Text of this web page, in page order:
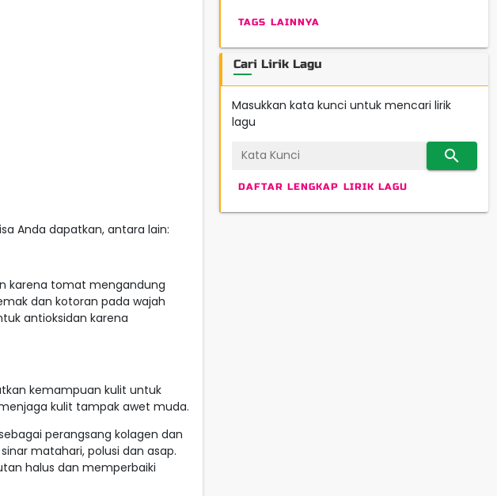
Anda dapatkan, antara lain:
karena tomat mengandung
dan kotoran pada wajah
antioksidan karena
kemampuan kulit untuk
kulit tampak awet muda.
perangsang kolagen dan
matahari, polusi dan asap.
halus dan memperbaiki
TAGS LAINNYA
Cari Lirik Lagu
Masukkan kata kunci untuk mencari lirik
lagu
search
DAFTAR LENGKAP LIRIK LAGU